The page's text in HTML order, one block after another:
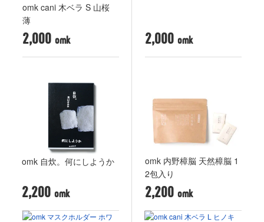
omk cani 木ベラ S 山桜
薄
2,000 2,000
omk 自炊。何にしようか
2,200
omk 内野樟脳 天然樟脳 1
2包入り
2,200